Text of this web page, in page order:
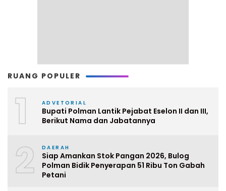
RUANG POPULER
1 ADVETORIAL
Bupati Polman Lantik Pejabat Eselon II dan III,
Berikut Nama dan Jabatannya
2 DAERAH
Siap Amankan Stok Pangan 2026, Bulog
Polman Bidik Penyerapan 51 Ribu Ton Gabah
Petani